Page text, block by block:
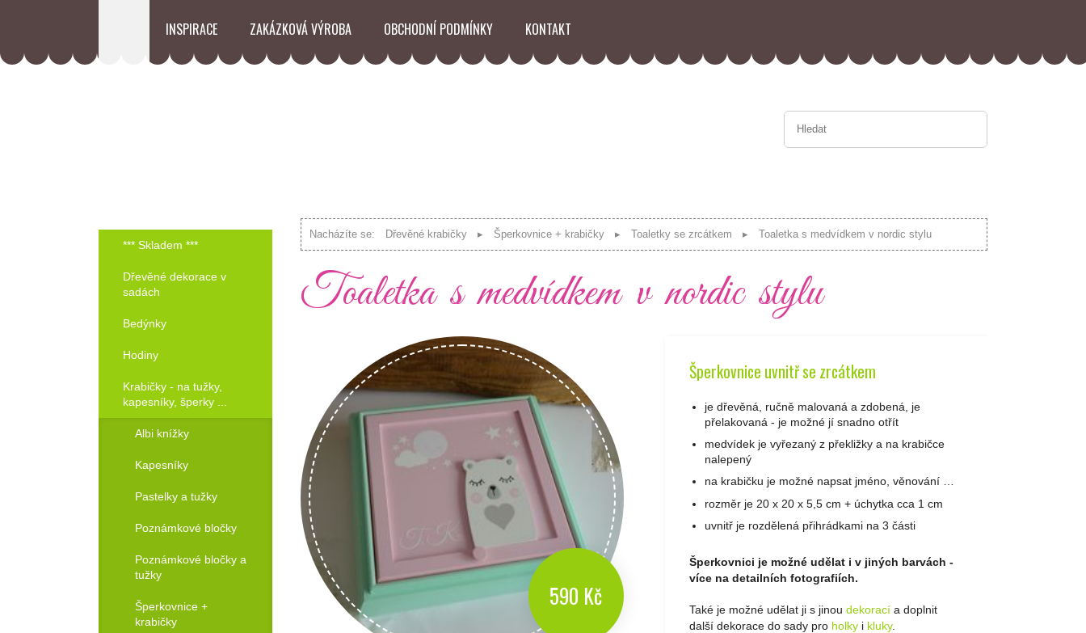
INSPIRACE ZAKÁZKOVÁ VÝROBA OBCHODNÍ PODMÍNKY KONTAKT
Nacházíte se: Dřevěné krabičky Šperkovnice + krabičky Toaletky se zrcátkem Toaletka s medvídkem v nordic stylu
Toaletka s medvídkem v nordic stylu
590 Kč
Šperkovnice uvnitř se zrcátkem
je dřevěná, ručně malovaná a zdobená, je
přelakovaná - je možné jí snadno otřít
medvídek je vyřezaný z překližky a na krabičce
nalepený
na krabičku je možné napsat jméno, věnování …
rozměr je 20 x 20 x 5,5 cm + úchytka cca 1 cm
uvnitř je rozdělená přihrádkami na 3 části
Šperkovnici je možné udělat i v jiných barvách -
více na detailních fotografiích.
Také je možné udělat ji s jinou dekoracía doplnit
další dekorace do sady proholkyi kluky.
*** Skladem ***
Dřevěné dekorace v
sadách
Bedýnky
Hodiny
Krabičky - na tužky,
kapesníky, šperky ...
Albi knížky
Kapesníky
Pastelky a tužky
Poznámkové bločky
Poznámkové bločky a
tužky
Šperkovnice +
krabičky